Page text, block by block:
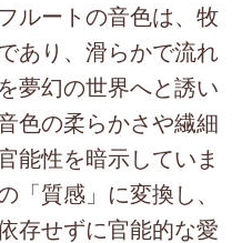
ルートの音色は、牧
あり、滑らかで流れ
夢幻の世界へと誘い
色の柔らかさや繊細
能性を暗示していま
「質感」に変換し、
存せずに官能的な愛